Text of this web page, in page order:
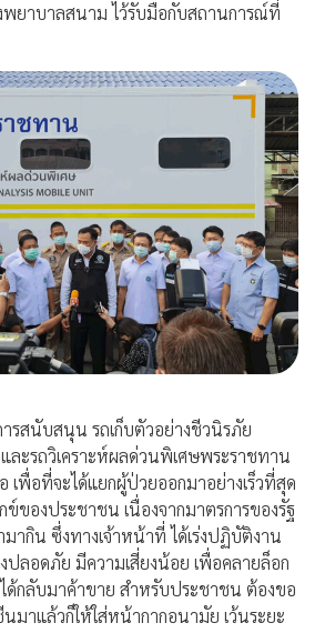
พยาบาลสนาม ไว้รับมือกับสถานการณ์ที่
รสนับสนุน รถเก็บตัวอย่างชีวนิรภัย
ะรถวิเคราะห์ผลด่วนพิเศษพระราชทาน
เพื่อที่จะได้แยกผู้ป่วยออกมาอย่างเร็วที่สุด
ข์ของประชาชน เนื่องจากมาตรการของรัฐ
ากิน ซึ่งทางเจ้าหน้าที่ ได้เร่งปฏิบัติงาน
ปลอดภัย มีความเสี่ยงน้อย เพื่อคลายล็อก
ด้กลับมาค้าขาย สำหรับประชาชน ต้องขอ
นมาแล้วก็ให้ใส่หน้ากากอนามัย เว้นระยะ